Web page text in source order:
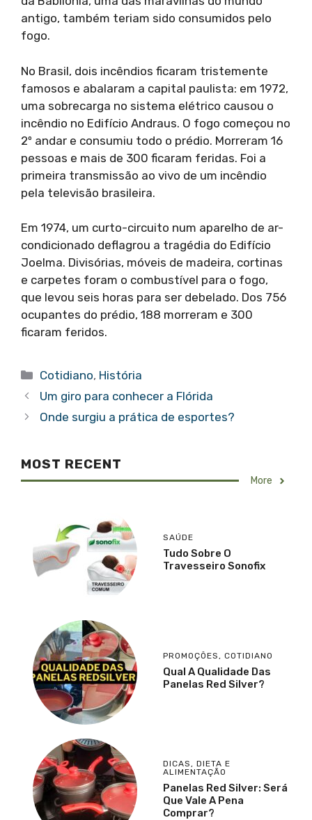
antigo, também teriam sido consumidos pelo
fogo.
No Brasil, dois incêndios ficaram tristemente
famosos e abalaram a capital paulista: em 1972,
uma sobrecarga no sistema elétrico causou o
incêndio no Edifício Andraus. O fogo começou no
2º andar e consumiu todo o prédio. Morreram 16
pessoas e mais de 300 ficaram feridas. Foi a
primeira transmissão ao vivo de um incêndio
pela televisão brasileira.
Em 1974, um curto-circuito num aparelho de ar-
condicionado deflagrou a tragédia do Edifício
Joelma. Divisórias, móveis de madeira, cortinas
e carpetes foram o combustível para o fogo,
que levou seis horas para ser debelado. Dos 756
ocupantes do prédio, 188 morreram e 300
ficaram feridos.
Categorias
Cotidiano, História
Um giro para conhecer a Flórida
Onde surgiu a prática de esportes?
MOST RECENT
More
SAÚDE
Tudo Sobre O
Travesseiro Sonofix
PROMOÇÕES , COTIDIANO
Qual A Qualidade Das
Panelas Red Silver?
DICAS , DIETA E
ALIMENTAÇÃO
Panelas Red Silver: Será
Que Vale A Pena
Comprar?